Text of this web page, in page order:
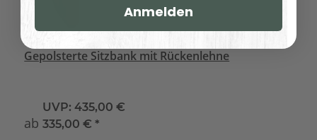
Gepolsterte Sitzbank mit Rückenlehne
ab
UVP: 435,00 €
335,00 €*
Anmelden